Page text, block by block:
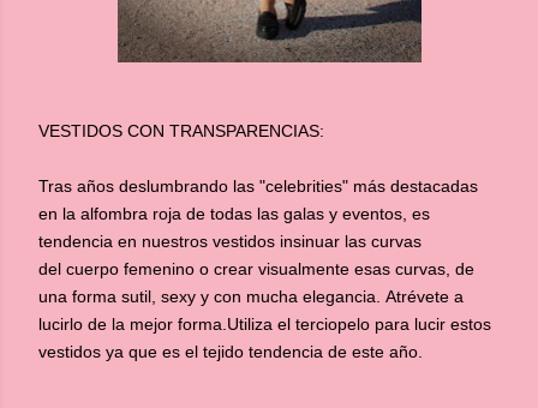
VESTIDOS CON TRANSPARENCIAS:
Tras años deslumbrando las "celebrities" más destacadas
en la alfombra roja de todas las galas y eventos, es
tendencia en nuestros vestidos insinuar las curvas
del cuerpo femenino o crear visualmente esas curvas, de
una forma sutil, sexy y con mucha elegancia. Atrévete a
lucirlo de la mejor forma.Utiliza el terciopelo para lucir estos
vestidos ya que es el tejido tendencia de este año.